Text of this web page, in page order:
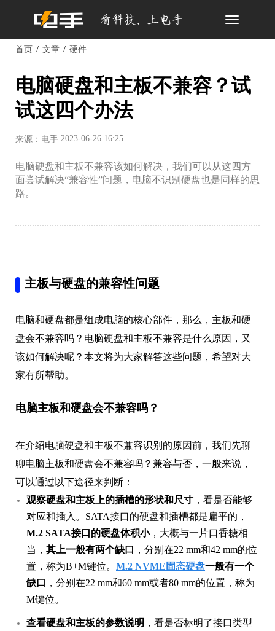
Toggle
首页 文章 硬件
电脑硬盘和主板不兼容？试
试这四个办法
来源：电手 2023-06-26 16:25
电脑硬盘和主板不兼容该如何解决，我们可以从这四方
面尝试解决“兼容性”问题，电脑不识别硬盘也是同样的思
路。
主板与硬盘的兼容性问题
电脑和硬盘都是组成电脑的核心部件，那么，主板和硬
盘会不兼容吗？电脑硬盘和主板不兼容是什么原因，又
该如何解决呢？本文将为大家解答这些问题，希望对大
家有所帮助。
电脑主板和硬盘会不兼容吗？
在介绍电脑硬盘和主板不兼容识别的原因前，我们先聊
聊电脑主板和硬盘会不兼容吗？兼容与否，一般来说，
可以通过以下途径来判断：
观察硬盘和主板上的插槽的形状和尺寸 ，看是否能够
对应和插入。SATA接口的硬盘和插槽都是扁平的，
M.2 SATA接口的硬盘体积小，大概与一片口香糖相
当， 其上一般有两个缺口
，分别在22 mm和42 mm的位
置，称为B+M键位。 M.2 NVME固态硬盘一般有一个
缺口
，分别在22 mm和60 mm或者80 mm的位置，称为
M键位。
查看硬盘和主板的参数说明 ，看是否标明了接口类型